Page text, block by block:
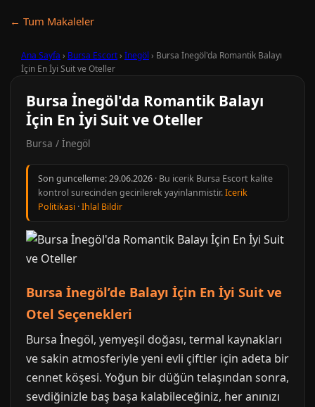
← Tum Makaleler
Ana Sayfa › Bursa Escort› İnegöl › Bursa İnegöl'da Romantik Balayı
İçin En İyi Suit ve Oteller
Bursa İnegöl'da Romantik Balayı
İçin En İyi Suit ve Oteller
Bursa / İnegöl
Son guncelleme:29.06.2026 · Bu icerik Bursa Escort kalite
kontrol surecinden gecirilerek yayinlanmistir.Icerik
Politikasi ·Ihlal Bildir
Bursa İnegöl’de Balayı İçin En İyi Suit ve
Otel Seçenekleri
Bursa İnegöl, yemyeşil doğası, termal kaynakları
ve sakin atmosferiyle yeni evli çiftler için adeta bir
cennet köşesi. Yoğun bir düğün telaşından sonra,
sevdiğinizle baş başa kalabileceğiniz, her anınızı